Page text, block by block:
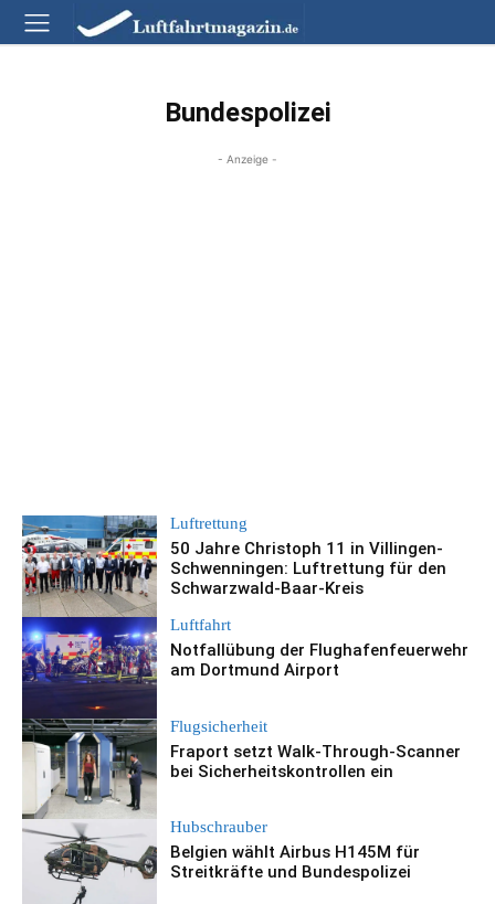
Bundespolizei
- Anzeige -
Luftrettung
50 Jahre Christoph 11 in Villingen-
Schwenningen: Luftrettung für den
Schwarzwald-Baar-Kreis
Luftfahrt
Notfallübung der Flughafenfeuerwehr
am Dortmund Airport
Flugsicherheit
Fraport setzt Walk-Through-Scanner
bei Sicherheitskontrollen ein
Hubschrauber
Belgien wählt Airbus H145M für
Streitkräfte und Bundespolizei